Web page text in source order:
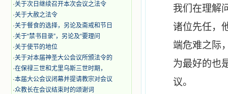
·关于次日继续召开本次会议之法令
·关于大赦之法令
·关于餐食的选择，另论及斋戒和节日
·关于“禁书目录”，另论及“要理问
·关于使节的地位
·关于对本届神圣大公会议所颁法令的
·在保禄三世和尤里乌斯三世时期，
·本届大公会议闭幕并提请教宗对会议
·众教长在会议结束时的颂谢词
我们在理解
诸位先任，
端危难之际
为最好的也
议。